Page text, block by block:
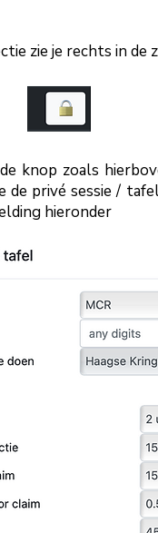
zie je rechts in
knop zoals
de privé sessie /
hieronder